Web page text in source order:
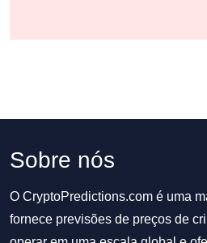
Sobre nós
O CryptoPredictions.com é uma
fornece previsões de preços de